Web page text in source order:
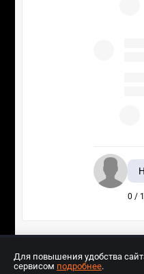
0 /
Для повышения удобства
сервисом подробнее.